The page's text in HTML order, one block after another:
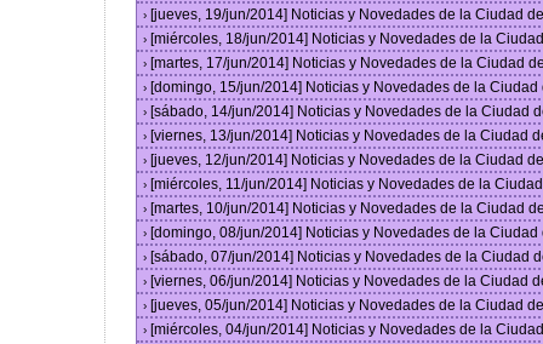
› [jueves, 19/jun/2014] Noticias y Novedades de la Ciudad
› [miércoles, 18/jun/2014] Noticias y Novedades de la
› [martes, 17/jun/2014] Noticias y Novedades de la Ciudad
› [domingo, 15/jun/2014] Noticias y Novedades de la
› [sábado, 14/jun/2014] Noticias y Novedades de la Ciudad
› [viernes, 13/jun/2014] Noticias y Novedades de la Ciudad
› [jueves, 12/jun/2014] Noticias y Novedades de la Ciudad
› [miércoles, 11/jun/2014] Noticias y Novedades de la
› [martes, 10/jun/2014] Noticias y Novedades de la Ciudad
› [domingo, 08/jun/2014] Noticias y Novedades de la
› [sábado, 07/jun/2014] Noticias y Novedades de la Ciudad
› [viernes, 06/jun/2014] Noticias y Novedades de la Ciudad
› [jueves, 05/jun/2014] Noticias y Novedades de la Ciudad
› [miércoles, 04/jun/2014] Noticias y Novedades de la